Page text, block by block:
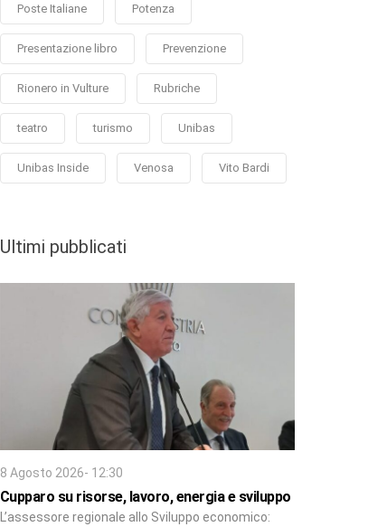
Poste Italiane Potenza
Presentazione libro Prevenzione
Rionero in Vulture Rubriche
teatro turismo Unibas
Unibas Inside Venosa Vito Bardi
Ultimi pubblicati
8 Agosto 2026- 12:30
Cupparo su risorse, lavoro, energia e sviluppo
L’assessore regionale allo Sviluppo economico: